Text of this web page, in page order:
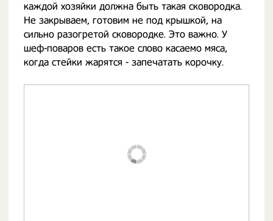
каждой хозяйки должна быть такая сковородка.
Не закрываем, готовим не под крышкой, на
сильно разогретой сковородке. Это важно. У
шеф-поваров есть такое слово касаемо мяса,
когда стейки жарятся - запечатать корочку.